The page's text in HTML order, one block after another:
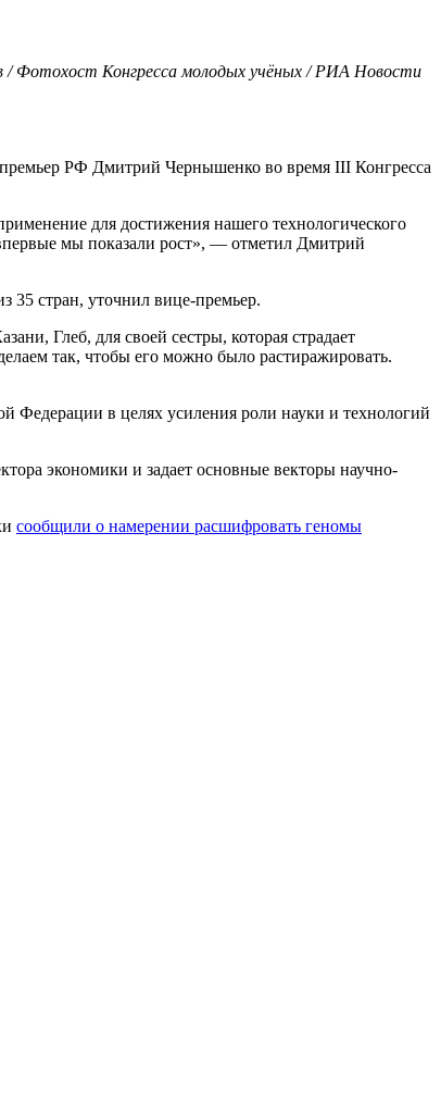
Фотохост Конгресса молодых учёных / РИА Новости
РФ Дмитрий Чернышенко во время III Конгресса
для достижения нашего технологического
мы показали рост», — отметил Дмитрий
35 стран, уточнил вице-премьер.
Глеб, для своей сестры, которая страдает
так, чтобы его можно было растиражировать.
Федерации в целях усиления роли науки и технологий
экономики и задает основные векторы научно-
сообщили о намерении расшифровать геномы